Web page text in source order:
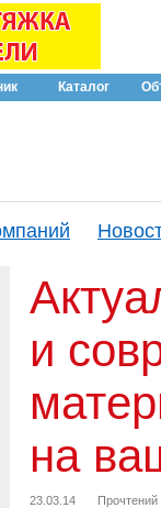
Каталог
и
на
23.03.14